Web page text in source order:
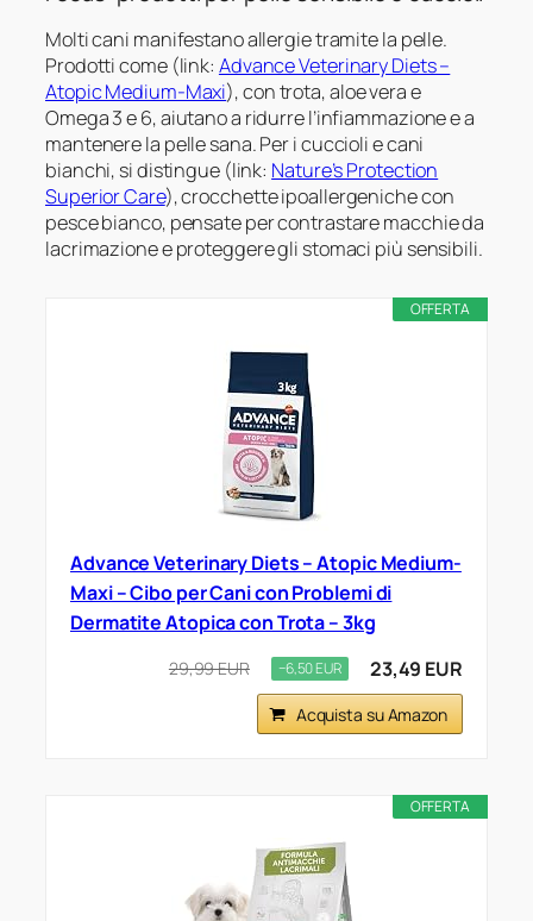
Molti cani manifestano allergie tramite la pelle.
Prodotti come (link: Advance Veterinary Diets –
Atopic Medium-Maxi), con trota, aloe vera e
Omega 3 e 6, aiutano a ridurre l’infiammazione e a
mantenere la pelle sana. Per i cuccioli e cani
bianchi, si distingue (link: Nature’s Protection
Superior Care), crocchette ipoallergeniche con
pesce bianco, pensate per contrastare macchie da
lacrimazione e proteggere gli stomaci più sensibili.
OFFERTA
Advance Veterinary Diets – Atopic Medium-
Maxi – Cibo per Cani con Problemi di
Dermatite Atopica con Trota – 3kg
29,99 EUR −6,50 EUR 23,49 EUR
Acquista su Amazon
OFFERTA